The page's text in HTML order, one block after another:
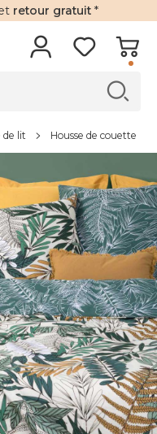
retour gratuit *
de lit Housse de couette